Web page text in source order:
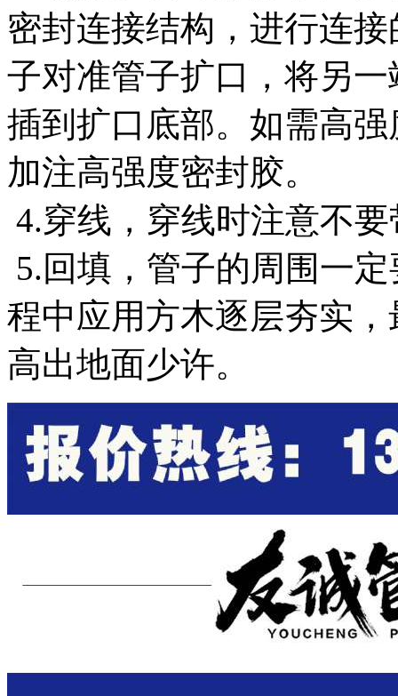
密封连接结构，进行连
子对准管子扩口，将另
插到扩口底部。如需高
加注高强度密封胶。
4.穿线，穿线时注意不
5.回填，管子的周围一
程中应用方木逐层夯实
高出地面少许。